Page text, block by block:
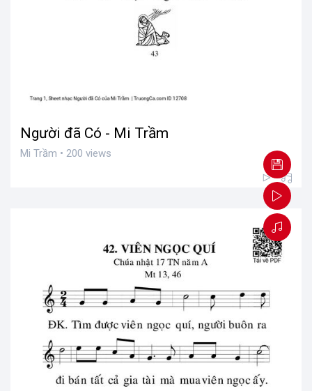
Người đã Có - Mi Trầm
Mi Trầm • 200 views